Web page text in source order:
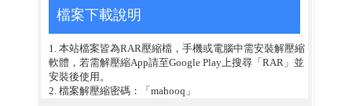
檔案下載說明
1. 本站檔案皆為RAR壓縮檔，手機或電腦中需安裝解壓縮
軟體，若需解壓縮App請至Google Play上搜尋「RAR」並
安裝後使用。
2. 檔案解壓縮密碼：「mahooq」